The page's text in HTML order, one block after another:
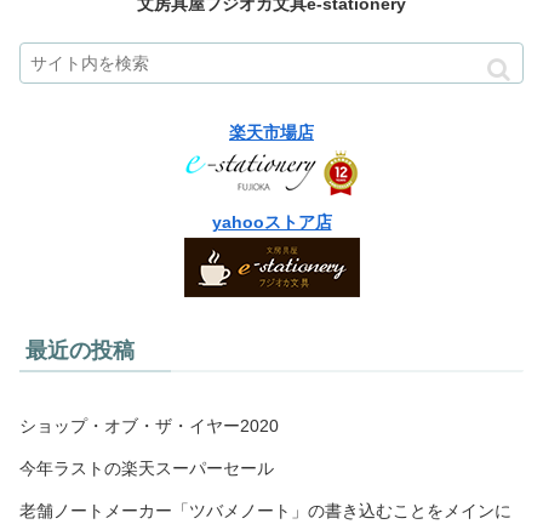
楽天市場店
yahooストア店
最近の投稿
ショップ・オブ・ザ・イヤー2020
今年ラストの楽天スーパーセール
老舗ノートメーカー「ツバメノート」の書き込むことをメインに